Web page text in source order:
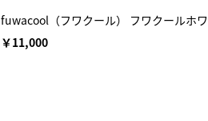
fuwacool（フワクール） フワクールホ
￥11,000